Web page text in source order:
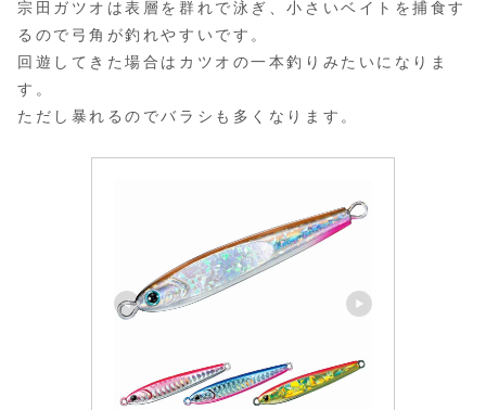
宗田ガツオは表層を群れで泳ぎ、小さいベイトを捕食す
るので弓角が釣れやすいです。
回遊してきた場合はカツオの一本釣りみたいになりま
す。
ただし暴れるのでバラシも多くなります。